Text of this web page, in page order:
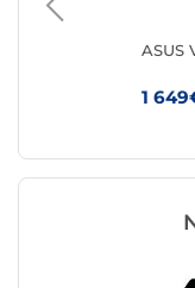
ASUS
1